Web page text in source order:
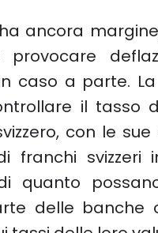
ha ancora
provocare
caso a parte.
il tasso
con le sue
franchi svizzeri
quanto
delle banche